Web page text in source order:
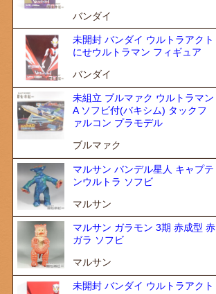
バンダイ
未開封 バンダイ ウルトラアクト
にせウルトラマン フィギュア
バンダイ
未組立 ブルマァク ウルトラマン
A ソフビ付(バキシム) タックフ
ァルコン プラモデル
ブルマァク
マルサン バンデル星人 キャプテ
ンウルトラ ソフビ
マルサン
マルサン ガラモン 3期 赤成型 赤
ガラ ソフビ
マルサン
未開封 バンダイ ウルトラアクト